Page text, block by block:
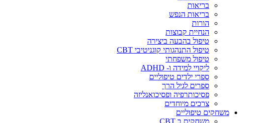
בריאות
בריאות הנפש
הורות
הנחיית קבוצות
טיפול בהבעה ביצירה
טיפול התנהגותי קוגניטיבי CBT
טיפול משפחתי
ליקויי למידה ו- ADHD
ספרי ילדים טיפוליים
ספרים לגיל הרך
פסיכותרפיה ופסיכואנליזה
צרכים מיוחדים
משחקים טיפוליים
משחקים ב CBT